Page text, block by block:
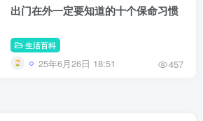
出门在外一定要知道的十个保命习惯
生活百科
25年6月26日 18:51 457